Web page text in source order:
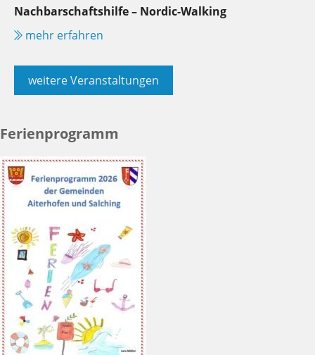
Nachbarschaftshilfe – Nordic-Walking
mehr erfahren
weitere Veranstaltungen
Ferienprogramm